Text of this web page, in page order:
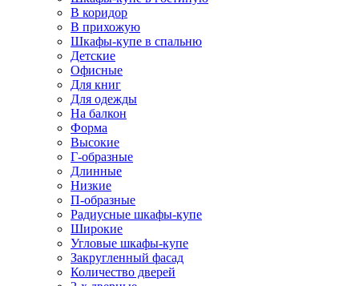
В коридор
В прихожую
Шкафы-купе в спальню
Детские
Офисные
Для книг
Для одежды
На балкон
Форма
Высокие
Г-образные
Длинные
Низкие
П-образные
Радиусные шкафы-купе
Широкие
Угловые шкафы-купе
Закругленный фасад
Количество дверей